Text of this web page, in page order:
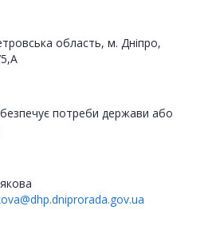
область, м. Дніпро,
потреби держави або